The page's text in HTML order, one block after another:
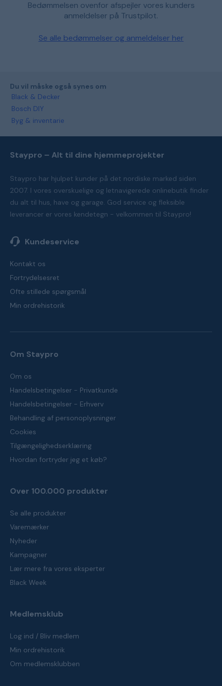
Bedømmelsen ovenfor afspejler vores kunders
anmeldelser på Trustpilot.
Se alle bedømmelser og anmeldelser her
Du vil måske også synes om
Black & Decker
Bosch DIY
Byg & inventarie
Staypro – Alt til dine hjemmeprojekter
Staypro har hjulpet kunder på det nordiske marked siden
2007. I vores overskuelige og letnavigerede onlinebutik finder
du alt til hus, have og garage. God service og fleksible
leverancer er vores kendetegn - velkommen til Staypro!
Kundeservice
Kontakt os
Fortrydelsesret
Ofte stillede spørgsmål
Min ordrehistorik
Om Staypro
Om os
Handelsbetingelser - Privatkunde
Handelsbetingelser - Erhverv
Behandling af personoplysninger
Cookies
Tilgængelighedserklæring
Hvordan fortryder jeg et køb?
Over 100.000 produkter
Se alle produkter
Varemærker
Nyheder
Kampagner
Lær mere fra vores eksperter
Black Week
Medlemsklub
Log ind / Bliv medlem
Min ordrehistorik
Om medlemsklubben